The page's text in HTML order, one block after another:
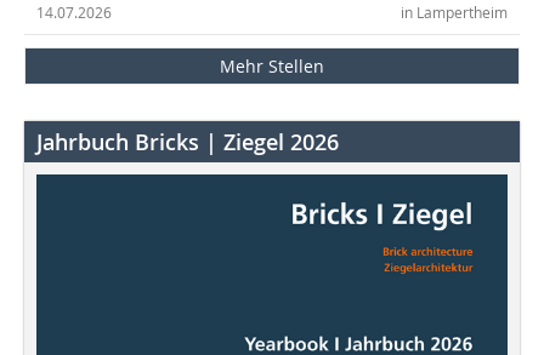
in Lampertheim
14.07.2026
Mehr Stellen
Jahrbuch Bricks | Ziegel 2026